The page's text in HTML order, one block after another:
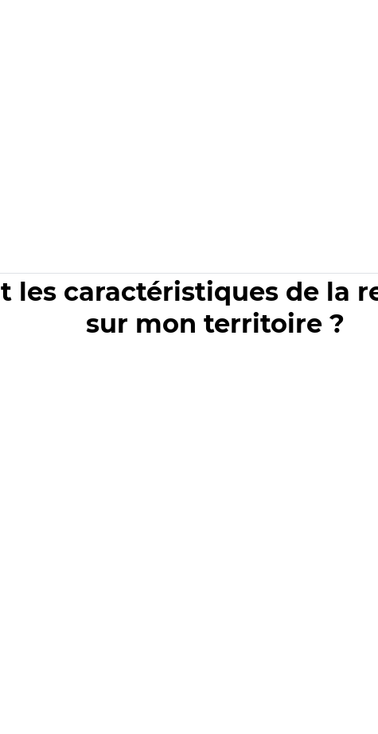
les caractéristiques de la
sur mon territoire ?